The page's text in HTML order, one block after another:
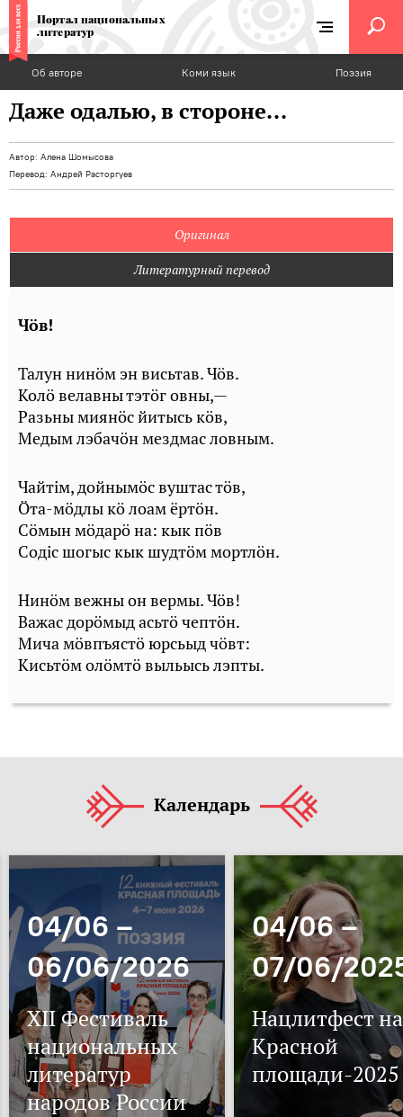
Портал национальных
литератур
Об авторе Коми язык Поэзия
Даже одалью, в стороне...
Автор: Алена Шомысова
Перевод: Андрей Расторгуев
Оригинал
Литературный перевод
Чöв!
Талун нинöм эн висьтав. Чöв.
Колö велавны тэтöг овны,—
Разьны миянöс йитысь кöв,
Медым лэбачöн мездмас ловным.
Чайтiм, дойнымöс вуштас тöв,
Öта-мöдлы кö лоам ёртöн.
Сöмын мöдарö на: кык пöв
Содiс шогыс кык шудтöм мортлöн.
Нинöм вежны он вермы. Чöв!
Важас дорöмыд асьтö чептöн.
Мича мöвпъястö юрсьыд чöвт:
Кисьтöм олöмтö выльысь лэпты.
Календарь
04/06 –
06/06/2026
XII Фестиваль
национальных
литератур
народов России
04/06 –
07/06/
Нацлитфест на
Красной
площади-2025